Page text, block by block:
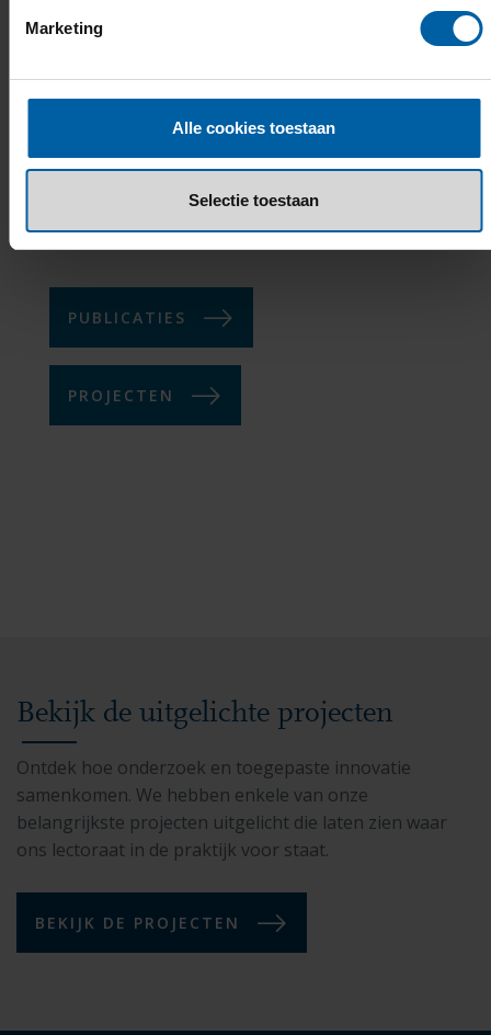
Marketing
Alle cookies toestaan
Selectie toestaan
PUBLICATIES
PROJECTEN
Bekijk de uitgelichte projecten
Ontdek hoe onderzoek en toegepaste innovatie
samenkomen. We hebben enkele van onze
belangrijkste projecten uitgelicht die laten zien waar
ons lectoraat in de praktijk voor staat.
BEKIJK DE PROJECTEN